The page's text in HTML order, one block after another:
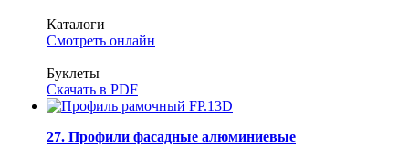
Каталоги
Смотреть онлайн
Буклеты
Скачать в PDF
27. Профили фасадные алюминиевые